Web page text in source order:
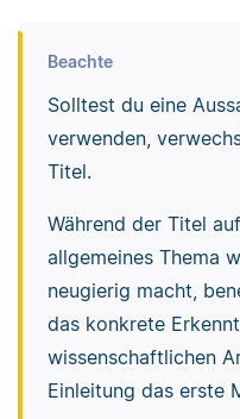
Beachte
Solltest du eine
verwenden,
Titel.
Während der Titel
allgemeines Thema
neugierig macht,
das konkrete
wissenschaftlichen
Einleitung das erste